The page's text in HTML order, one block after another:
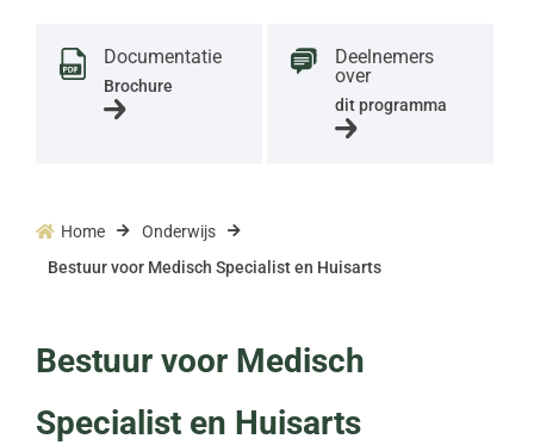
Documentatie
Brochure
Deelnemers
over
dit programma
 Home  Onderwijs 
Bestuur voor Medisch Specialist en Huisarts
Bestuur voor Medisch
Specialist en Huisarts